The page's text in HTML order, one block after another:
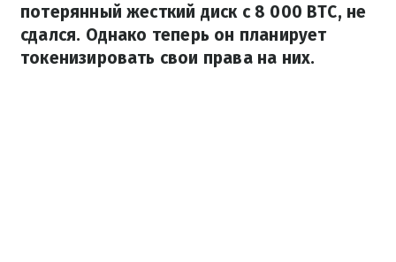
потерянный жесткий диск с 8 000 BTC, не
сдался. Однако теперь он планирует
токенизировать свои права на них.